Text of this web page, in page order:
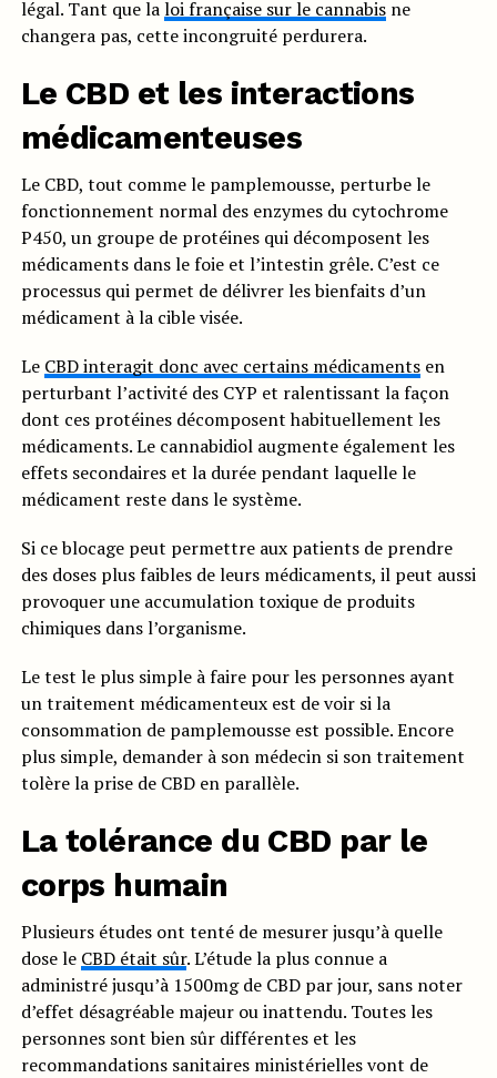
légal. Tant que laloi française sur le cannabisne
changera pas, cette incongruité perdurera.
Le CBD et les interactions
médicamenteuses
Le CBD, tout comme le pamplemousse, perturbe le
fonctionnement normal des enzymes du cytochrome
P450, un groupe de protéines qui décomposent les
médicaments dans le foie et l’intestin grêle. C’est ce
processus qui permet de délivrer les bienfaits d’un
médicament à la cible visée.
Le CBD interagit donc avec certains médicamentsen
perturbant l’activité des CYP et ralentissant la façon
dont ces protéines décomposent habituellement les
médicaments. Le cannabidiol augmente également les
effets secondaires et la durée pendant laquelle le
médicament reste dans le système.
Si ce blocage peut permettre aux patients de prendre
des doses plus faibles de leurs médicaments, il peut aussi
provoquer une accumulation toxique de produits
chimiques dans l’organisme.
Le test le plus simple à faire pour les personnes ayant
un traitement médicamenteux est de voir si la
consommation de pamplemousse est possible. Encore
plus simple, demander à son médecin si son traitement
tolère la prise de CBD en parallèle.
La tolérance du CBD par le
corps humain
Plusieurs études ont tenté de mesurer jusqu’à quelle
dose le CBD était sûr. L’étude la plus connue a
administré jusqu’à 1500mg de CBD par jour, sans noter
d’effet désagréable majeur ou inattendu. Toutes les
personnes sont bien sûr différentes et les
recommandations sanitaires ministérielles vont de